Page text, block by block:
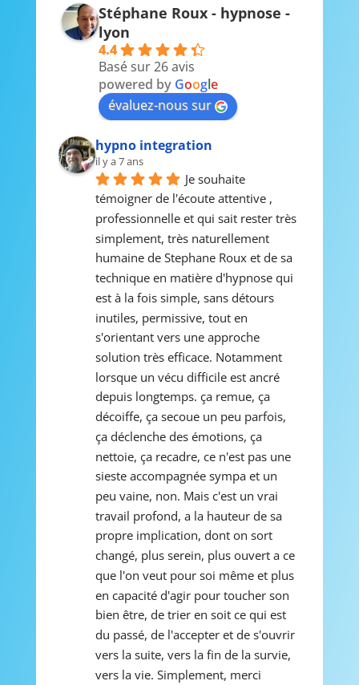
Stéphane Roux - hypnose -
lyon
4.4
Basé sur 26 avis
powered by Google
évaluez-nous sur
hypno integration
il y a 7 ans
Je souhaite
témoigner de l'écoute attentive ,
professionnelle et qui sait rester très
simplement, très naturellement
humaine de Stephane Roux et de sa
technique en matière d'hypnose qui
est à la fois simple, sans détours
inutiles, permissive, tout en
s'orientant vers une approche
solution très efficace. Notamment
lorsque un vécu difficile est ancré
depuis longtemps. ça remue, ça
décoiffe, ça secoue un peu parfois,
ça déclenche des émotions, ça
nettoie, ça recadre, ce n'est pas une
sieste accompagnée sympa et un
peu vaine, non. Mais c'est un vrai
travail profond, a la hauteur de sa
propre implication, dont on sort
changé, plus serein, plus ouvert a ce
que l'on veut pour soi même et plus
en capacité d'agir pour toucher son
bien être, de trier en soit ce qui est
du passé, de l'accepter et de s'ouvrir
vers la suite, vers la fin de la survie,
vers la vie. Simplement, merci